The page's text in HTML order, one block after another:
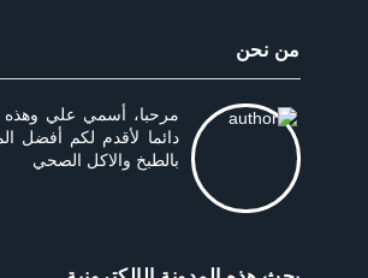
من نحن
مرحبا، أسمي علي
دائما لأقدم لكم أفضل
بالطبخ والاكل الصحي